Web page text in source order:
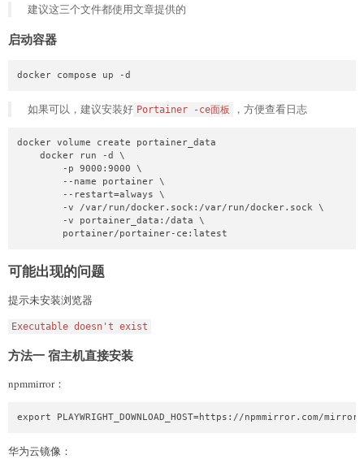
            "title": "Microsoft-Rewards-Script",
            "priority": 3
        },
            "enabled": false,
"keywords": ["starting account", "select
        }
    }
    security_opt:
建议这三个文件都使用文章提供的
启动容器
docker compose up -d
如果可以，建议安装好 Portainer -ce面板 ，方便查看日志
docker volume create portainer_data
    docker run -d \
        -p 9000:9000 \
        --name portainer \
        --restart=always \
        -v /var/run/docker.sock:/var/run/docker.sock \
        -v portainer_data:/data \
        portainer/portainer-ce:latest
可能出现的问题
提示未安装浏览器
Executable doesn't exist
方法一 宿主机直接安装
npmmirror：
export PLAYWRIGHT_DOWNLOAD_HOST=https://npmmirror.com/
华为云镜像：